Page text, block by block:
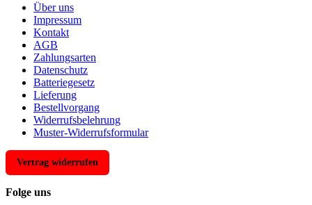
Über uns
Impressum
Kontakt
AGB
Zahlungsarten
Datenschutz
Batteriegesetz
Lieferung
Bestellvorgang
Widerrufsbelehrung
Muster-Widerrufsformular
Vertrag widerrufen
Folge uns